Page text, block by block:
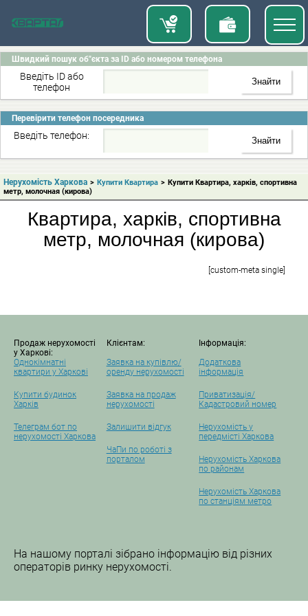
Швидкий пошук об"єкта за ID або номером телефона
Введіть ID або
телефон
Перевірити телефон посередника
Введіть телефон:
Нерухомість Харкова > Купити Квартира > Купити Квартира, харків, спортивна
метр, молочная (кирова)
Квартира, харків, спортивна
метр, молочная (кирова)
[custom-meta single]
Продаж нерухомості
у Харкові:
Однокімнатні
квартири у Харкові
Купити будинок
Харків
Телеграм бот по
нерухомості Харкова
Клієнтам:
Заявка на купівлю/
оренду нерухомості
Заявка на продаж
нерухомості
Залишити відгук
ЧаПи по роботі з
порталом
Інформація:
Додаткова
інформація
Приватизація/
Кадастровий номер
Нерухомість у
передмісті Харкова
Нерухомість Харкова
по районам
Нерухомість Харкова
по станціям метро
На нашому порталі зібрано інформацію від різних
операторів ринку нерухомості.